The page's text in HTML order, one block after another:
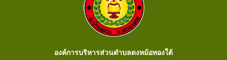
องค์การบริหารส่วนตำบลดงหม้อทองใต้